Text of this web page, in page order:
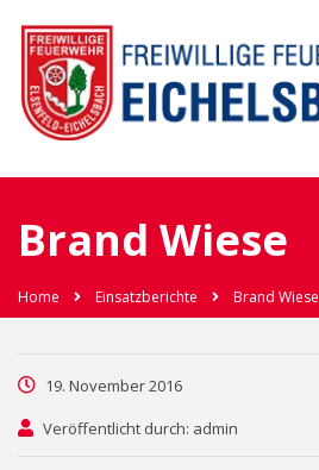
Brand Wiese
Home Einsatzberichte Brand Wiese
19. November 2016
Veröffentlicht durch: admin